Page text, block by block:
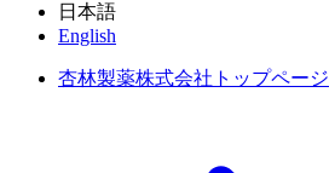
日本語
English
杏林製薬株式会社トップページ